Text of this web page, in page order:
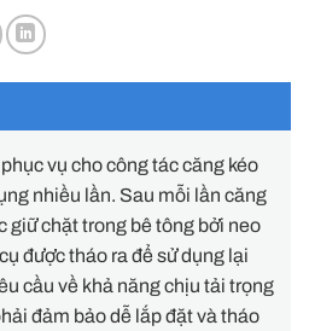
vụ cho công tác căng kéo
nhiều lần. Sau mỗi lần căng
giữ chặt trong bê tông bởi neo
được tháo ra để sử dụng lại
cầu về khả năng chịu tải trọng
đảm bảo dễ lắp đặt và tháo